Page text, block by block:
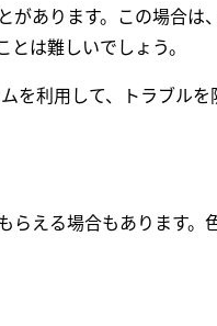
あります。この場合は
は難しいでしょう。
を利用して、トラブル
らえる場合もあります。